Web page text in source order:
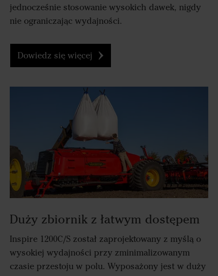
jednocześnie stosowanie wysokich dawek, nigdy
nie ograniczając wydajności.
Dowiedz się więcej
Duży zbiornik z łatwym dostępem
Inspire 1200C/S został zaprojektowany z myślą o
wysokiej wydajności przy zminimalizowanym
czasie przestoju w polu. Wyposażony jest w duży